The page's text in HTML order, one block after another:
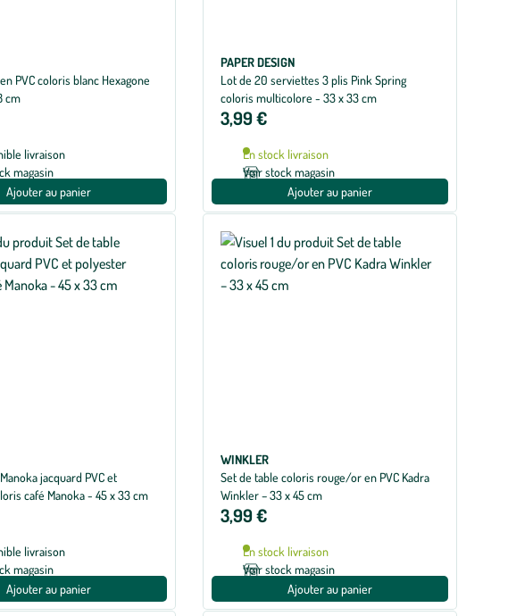
PVC coloris blanc Hexagone
cm
livraison
magasin
Ajouter au panier
PAPER DESIGN
Lot de 20 serviettes 3 plis Pink Spring
coloris multicolore - 33 x 33 cm
3,99 €
En stock livraison
Voir stock magasin
Ajouter au panier
jacquard PVC et
café Manoka - 45 x 33 cm
livraison
magasin
Ajouter au panier
WINKLER
Set de table coloris rouge/or en PVC Kadra
Winkler – 33 x 45 cm
3,99 €
En stock livraison
Voir stock magasin
Ajouter au panier